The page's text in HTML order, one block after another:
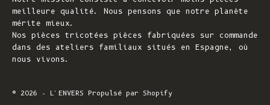
meilleure qualité. Nous pensons que notre planète
mérite mieux.
Nos pièces tricotées pièces fabriquées sur commande
dans des ateliers familiaux situés en Espagne, où
nous vivons.
© 2026 - L'ENVERS Propulsé par Shopify